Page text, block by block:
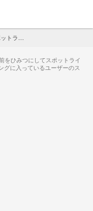
をひみつにしてスポットライ
グに入っているユーザーのス